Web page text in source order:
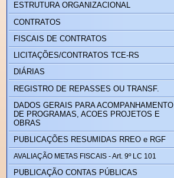
ESTRUTURA ORGANIZACIONAL
CONTRATOS
FISCAIS DE CONTRATOS
LICITAÇÕES/CONTRATOS TCE-RS
DIÁRIAS
REGISTRO DE REPASSES OU TRANSF.
DADOS GERAIS PARA ACOMPANHAMENTO
DE PROGRAMAS, ACOES PROJETOS E
OBRAS
PUBLICAÇÕES RESUMIDAS RREO e RGF
AVALIAÇÃO METAS FISCAIS - Art. 9º LC 101
PUBLICAÇÃO CONTAS PÚBLICAS